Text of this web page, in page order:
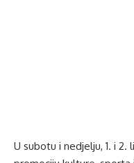
U subotu i nedjelju, 1. i 2.